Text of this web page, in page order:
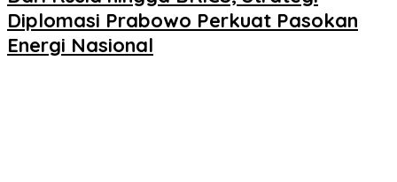
Diplomasi Prabowo Perkuat Pasokan
Energi Nasional